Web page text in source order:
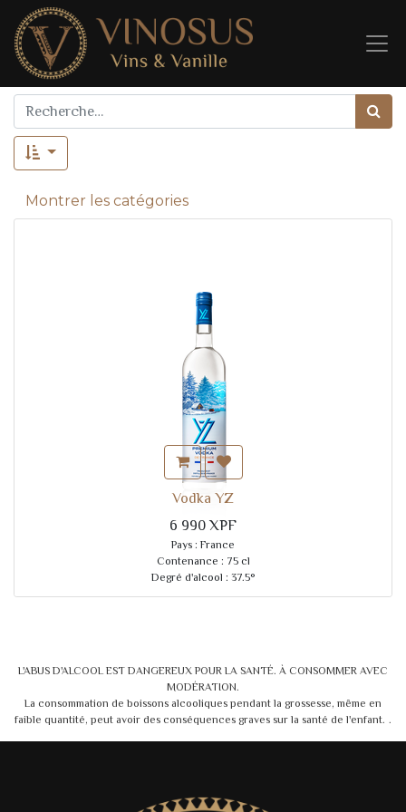
Montrer les catégories
Vodka YZ
6 990XPF
Pays : France
Contenance : 75 cl
Degré d'alcool : 37.5°
L'ABUS D'ALCOOL EST DANGEREUX POUR LA SANTÉ. À CONSOMMER AVEC
MODÉRATION.
La consommation de boissons alcooliques pendant la grossesse, même en
faible quantité, peut avoir des conséquences graves sur la santé de l'enfant. .